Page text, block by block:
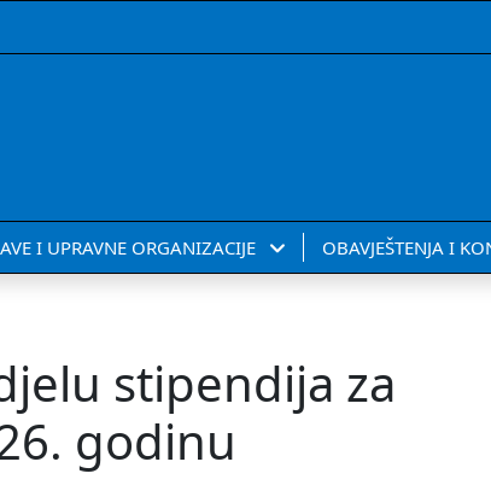
I UPRAVNE ORGANIZACIJE OBAVJEŠTENJA I
stipendija za
godinu